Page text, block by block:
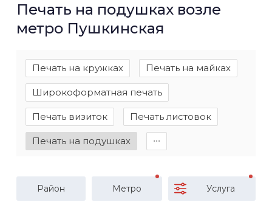
Печать на подушках возле
метро Пушкинская
Печать на кружках Печать на майках
Широкоформатная печать
Печать визиток Печать листовок
Печать на подушках ∙∙∙
Район Метро Услуга